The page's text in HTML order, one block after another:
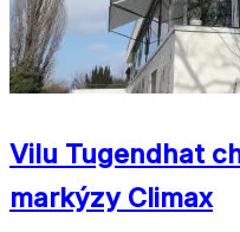
Vilu Tugendhat
markýzy Climax